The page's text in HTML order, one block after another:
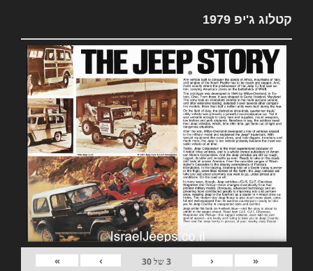
קטלוג ג'יפ 1979
«
‹
3של30
›
»